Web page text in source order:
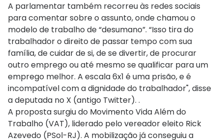
A parlamentar também recorreu às redes sociais
para comentar sobre o assunto, onde chamou o
modelo de trabalho de “desumano”. “Isso tira do
trabalhador o direito de passar tempo com sua
família, de cuidar de si, de se divertir, de procurar
outro emprego ou até mesmo se qualificar para um
emprego melhor. A escala 6x1 é uma prisão, e é
incompatível com a dignidade do trabalhador", disse
a deputada no X (antigo Twitter). .
A proposta surgiu do Movimento Vida Além do
Trabalho (VAT), liderado pelo vereador eleito Rick
Azevedo (PSol-RJ). A mobilização já conseguiu a